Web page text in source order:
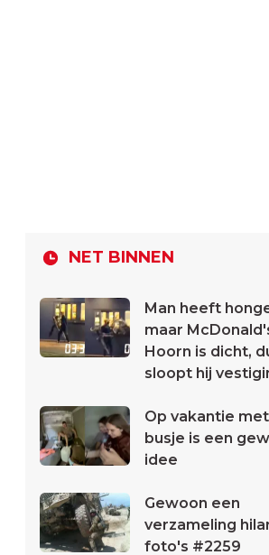
NET BINNEN
Man heeft
maar
Hoorn is dicht,
sloopt hij
Op vakantie
busje is een
idee
Gewoon een
verzameling
foto's #2259